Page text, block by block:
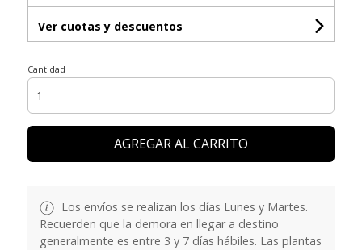
Ver cuotas y descuentos
Cantidad
AGREGAR AL CARRITO
Los envíos se realizan los días Lunes y Martes.
Recuerden que la demora en llegar a destino
generalmente es entre 3 y 7 días hábiles. Las plantas